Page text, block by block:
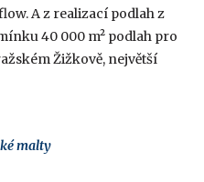
A z realizací podlah z
40 000 m² podlah pro
Žižkově, největší
malty